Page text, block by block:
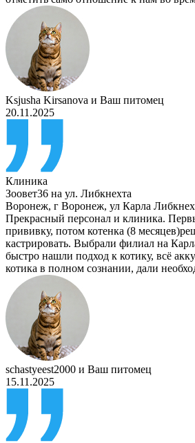
Ksjusha Kirsanova и Ваш питомец
20.11.2025
Клиника
Зоовет36 на ул. Либкнехта
Воронеж, г Воронеж, ул Карла
Прекрасный персонал и клиника.
прививку, потом котенка (8
кастрировать. Выбрали филиал на
быстро нашли подход к котику, всё
котика в полном сознании, дали
schastyeest2000 и Ваш питомец
15.11.2025